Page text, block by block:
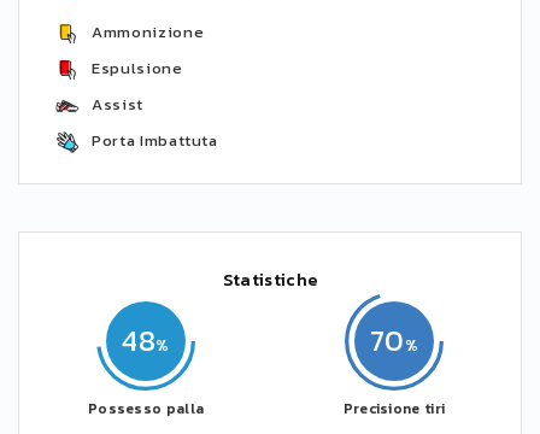
Ammonizione
Espulsione
Assist
Porta Imbattuta
Statistiche
48
Possesso palla
70
Precisione tiri